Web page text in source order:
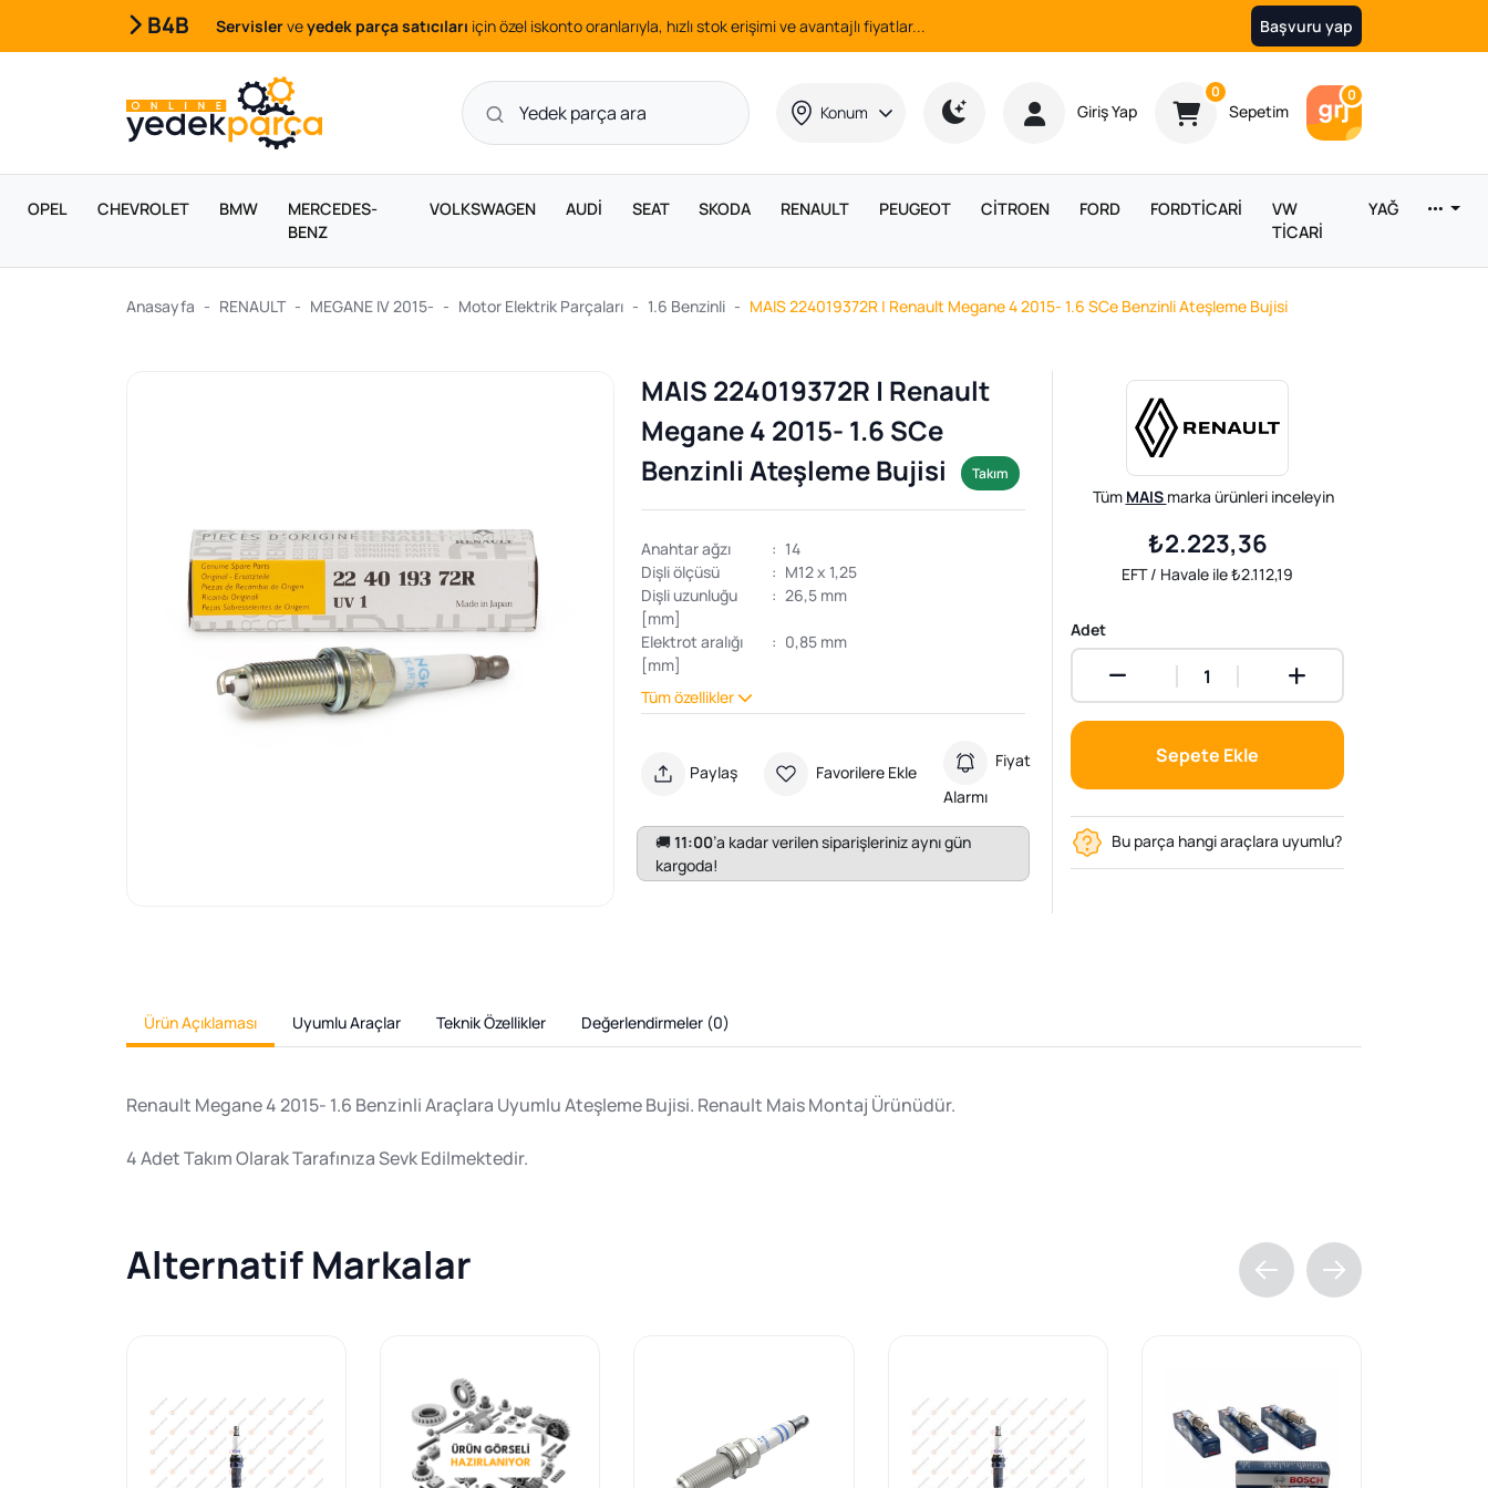
B4B Servislerveyedek parça satıcıları için özel iskonto oranlarıyla, hızlı stok erişimi ve avantajlı fiyatlar... Başvuru yap
Konum Giriş Yap
0Ürün sayısı
Sepetim
0Araç sayısı
OPEL CHEVROLET BMW
MERCEDES-
BENZ
VOLKSWAGEN AUDİ SEAT SKODA RENAULT PEUGEOT CİTROEN FORD FORDTİCARİ
VW
TİCARİ
YAĞ
Anasayfa RENAULT MEGANE IV 2015- Motor Elektrik Parçaları 1.6 Benzinli MAIS 224019372R | Renault Megane 4 2015- 1.6 SCe Benzinli Ateşleme Bujisi
MAIS 224019372R | Renault
Megane 4 2015- 1.6 SCe
Benzinli Ateşleme Bujisi
Takım
Anahtar ağzı : 14
Dişli ölçüsü
: M12 x 1,25
Dişli uzunluğu
[mm]
: 26,5 mm
Elektrot aralığı
[mm]
: 0,85 mm
Tüm özellikler
Paylaş Favorilere Ekle
Fiyat
Alarmı
🚚11:00’a kadar verilen siparişleriniz aynı gün
kargoda!
Tüm MAIS marka ürünleri inceleyin
₺2.223,36
EFT / Havale ile ₺2.112,19
Adet
Sepete Ekle
Bu parça hangi araçlara uyumlu?
Ürün Açıklaması Uyumlu Araçlar Teknik Özellikler Değerlendirmeler (0)
Renault Megane 4 2015- 1.6 Benzinli Araçlara Uyumlu Ateşleme Bujisi. Renault Mais Montaj Ürünüdür.
4 Adet Takım Olarak Tarafınıza Sevk Edilmektedir.
Alternatif Markalar